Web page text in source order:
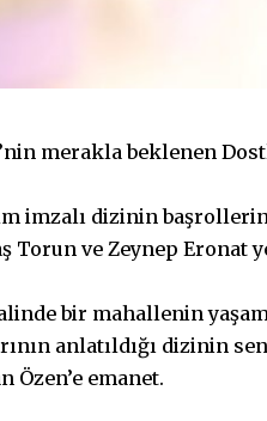
merakla beklenen
imzalı dizinin
Torun ve Zeynep Eronat
bir mahallenin
anlatıldığı dizinin
Özen’e emanet.